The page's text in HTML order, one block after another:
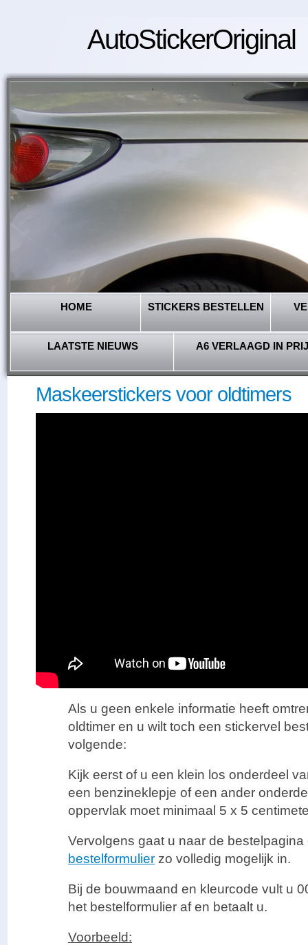
AutoStickerOriginal
HOME STICKERS BESTELLEN
LAATSTE NIEUWS A6 VERLAAGD IN
Maskeerstickers voor oldtimers
Als u geen enkele informatie heeft
oldtimer en u wilt toch een stickervel
volgende:
Kijk eerst of u een klein los onderdeel
een benzineklepje of een ander
oppervlak moet minimaal 5 x 5
Vervolgens gaat u naar de bestelpagina
bestelformulier zo volledig mogelijk in.
Bij de bouwmaand en kleurcode vult u
het bestelformulier af en betaalt u.
Voorbeeld: